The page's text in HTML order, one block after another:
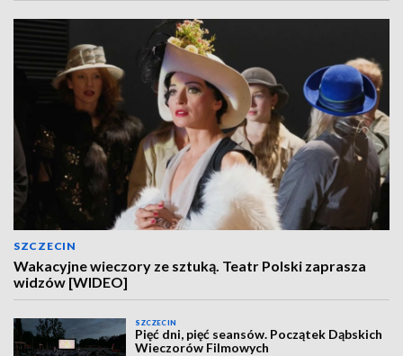
SZCZECIN
Wakacyjne wieczory ze sztuką. Teatr Polski zaprasza
widzów [WIDEO]
SZCZECIN
Pięć dni, pięć seansów. Początek Dąbskich
Wieczorów Filmowych